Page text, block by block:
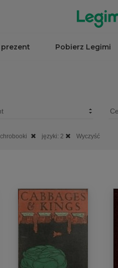
Pobierz Legimi
języki: 2 Wyczyść